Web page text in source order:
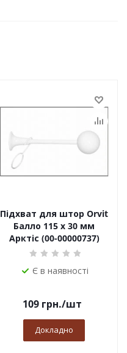
Підхват для штор Orvit
Балло 115 х 30 мм
Арктіс (00-00000737)
Є в наявності
109грн./шт
Докладно